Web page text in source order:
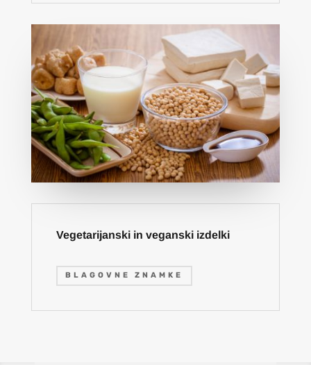
Vegetarijanski in veganski izdelki
BLAGOVNE ZNAMKE